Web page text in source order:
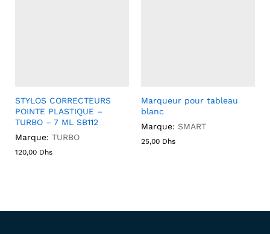
STYLOS CORRECTEURS
POINTE PLASTIQUE –
TURBO – 7 ML SB112
Marque: TURBO
120,00 Dhs
Marqueur pour tableau
blanc
Marque: SMART
25,00 Dhs